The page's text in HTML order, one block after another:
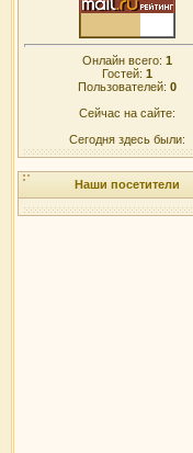
Онлайн всего: 1
Гостей: 1
Пользователей: 0
Сейчас на сайте:
Сегодня здесь были:
Наши посетители